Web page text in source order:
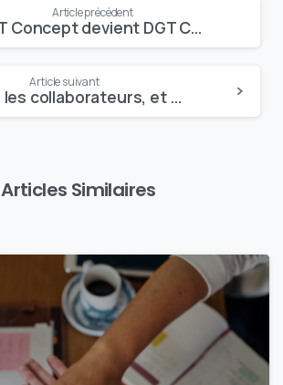
Article précédent
DGT Concept devient DGT Concept Learning Solutions
Article suivant
Former les collaborateurs, et participer à la formation des jeunes développeurs de demain.
Articles Similaires